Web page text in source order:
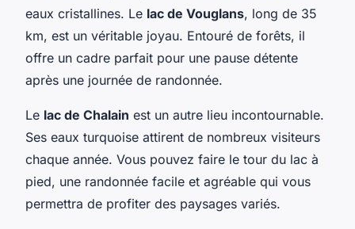
eaux cristallines. Le lac de Vouglans, long de 35
km, est un véritable joyau. Entouré de forêts, il
offre un cadre parfait pour une pause détente
après une journée de randonnée.
Le lac de Chalain est un autre lieu incontournable.
Ses eaux turquoise attirent de nombreux visiteurs
chaque année. Vous pouvez faire le tour du lac à
pied, une randonnée facile et agréable qui vous
permettra de profiter des paysages variés.